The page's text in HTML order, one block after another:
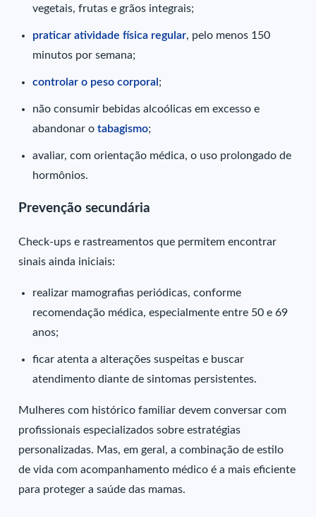
vegetais, frutas e grãos integrais;
praticar atividade física regular, pelo menos 150
minutos por semana;
controlar o peso corporal ;
não consumir bebidas alcoólicas em excesso e
abandonar otabagismo;
avaliar, com orientação médica, o uso prolongado de
hormônios.
Prevenção secundária
Check-ups e rastreamentos que permitem encontrar
sinais ainda iniciais:
realizar mamografias periódicas, conforme
recomendação médica, especialmente entre 50 e 69
anos;
ficar atenta a alterações suspeitas e buscar
atendimento diante de sintomas persistentes.
Mulheres com histórico familiar devem conversar com
profissionais especializados sobre estratégias
personalizadas. Mas, em geral, a combinação de estilo
de vida com acompanhamento médico é a mais eficiente
para proteger a saúde das mamas.